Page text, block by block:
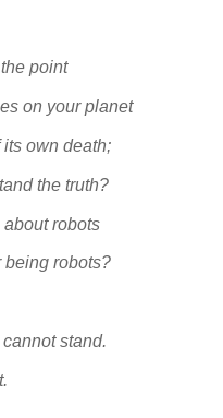
point
on your planet
own death;
the truth?
about robots
being robots?
stand.